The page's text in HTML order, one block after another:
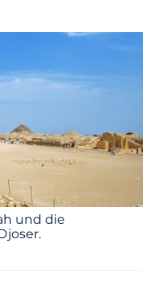
und die